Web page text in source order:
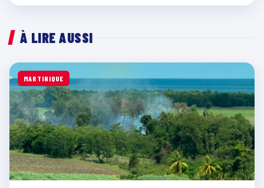
À LIRE AUSSI
MARTINIQUE